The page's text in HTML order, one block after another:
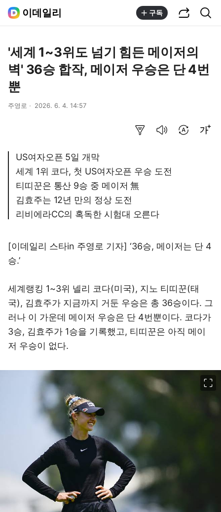
이데일리 구독
'세계 1~3위도 넘기 힘든 메이저의
벽' 36승 합작, 메이저 우승은 단 4번
뿐
주영로 2026. 6. 4. 14:57
US여자오픈 5일 개막
세계 1위 코다, 첫 US여자오픈 우승 도전
티띠꾼은 통산 9승 중 메이저 無
김효주는 12년 만의 정상 도전
리비에라CC의 혹독한 시험대 오른다
[이데일리 스타in 주영로 기자] ‘36승, 메이저는 단 4
승.’
세계랭킹 1~3위 넬리 코다(미국), 지노 티띠꾼(태
국), 김효주가 지금까지 거둔 우승은 총 36승이다. 그
러나 이 가운데 메이저 우승은 단 4번뿐이다. 코다가
3승, 김효주가 1승을 기록했고, 티띠꾼은 아직 메이
저 우승이 없다.